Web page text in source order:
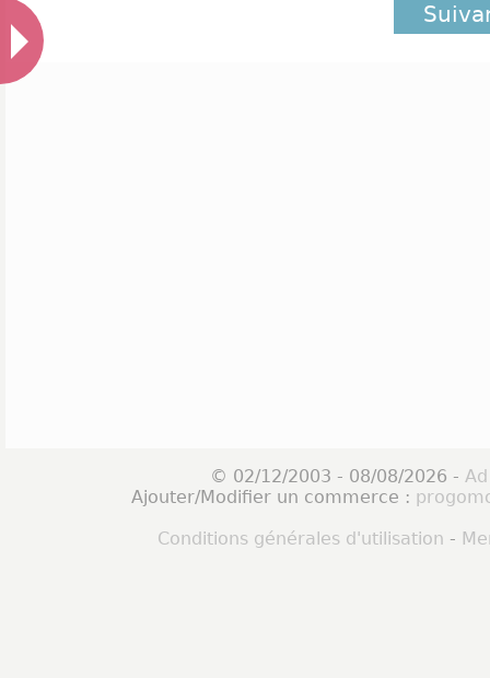
© 02/12/2003 - 08/08/2026 -
Ajouter/Modifier un commerce :
Conditions générales d'utilisation -